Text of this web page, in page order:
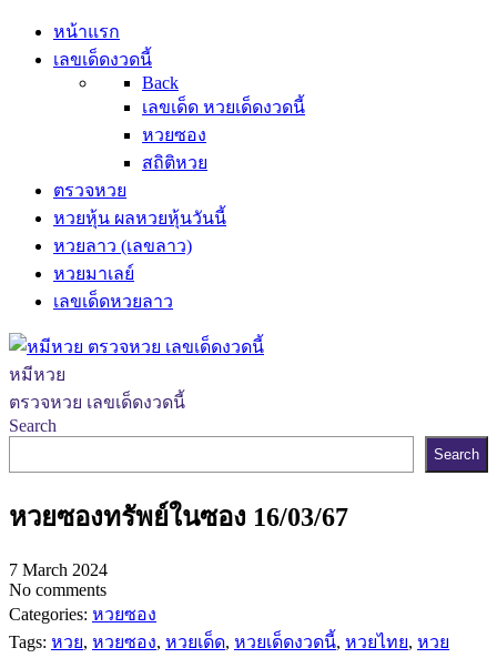
หน้าแรก
เลขเด็ดงวดนี้
Back
เลขเด็ด หวยเด็ดงวดนี้
หวยซอง
สถิติหวย
ตรวจหวย
หวยหุ้น ผลหวยหุ้นวันนี้
หวยลาว (เลขลาว)
หวยมาเลย์
เลขเด็ดหวยลาว
หมีหวย
ตรวจหวย เลขเด็ดงวดนี้
Search
Search
หวยซองทรัพย์ในซอง 16/03/67
7 March 2024
No comments
Categories: หวยซอง
Tags: หวย, หวยซอง, หวยเด็ด, หวยเด็ดงวดนี้, หวยไทย, หวย